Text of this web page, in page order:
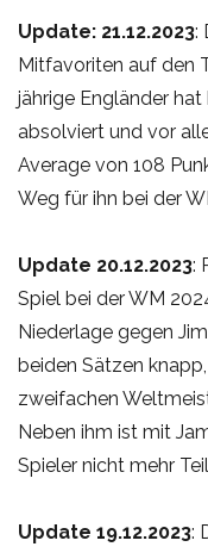
Update: 21.12.2023:
Mitfavoriten auf den
jährige Engländer
absolviert und vor
Average von 108
Weg für ihn bei der
Update 20.12.2023:
Spiel bei der WM
Niederlage gegen
beiden Sätzen
zweifachen
Neben ihm ist mit
Spieler nicht mehr
Update 19.12.2023: